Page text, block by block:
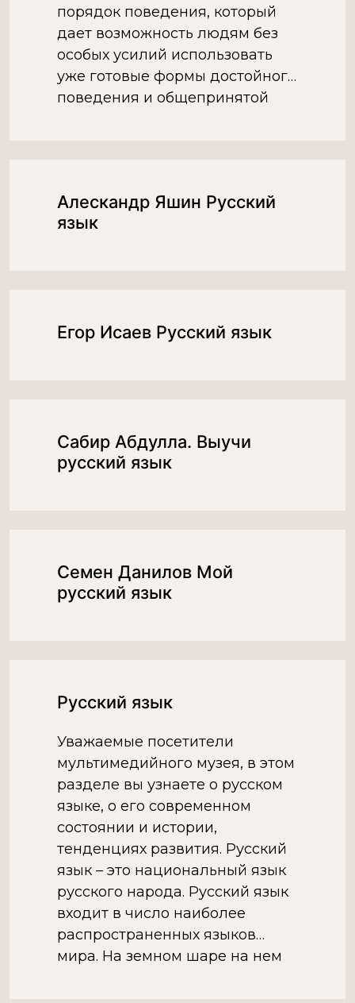
порядок поведения, который
дает возможность людям без
особых усилий использовать
уже готовые формы достойного
поведения и общепринятой
учитывать в […]
Алескандр Яшин Русский
язык
Егор Исаев Русский язык
Сабир Абдулла. Выучи
русский язык
Семен Данилов Мой
русский язык
Русский язык
Уважаемые посетители
мультимедийного музея, в этом
разделе вы узнаете о русском
языке, о его современном
состоянии и истории,
тенденциях развития. Русский
язык – это национальный язык
русского народа. Русский язык
входит в число наиболее
распространенных языков
мира. На земном шаре на нем